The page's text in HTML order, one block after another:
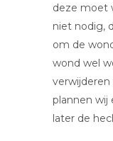
deze moet
niet nodig,
om de
wond wel
verwijderen
plannen wij
later de